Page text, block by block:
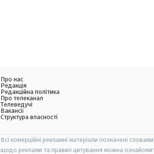
Про нас
Редакція
Редакційна політика
Про телеканал
Телеведучі
Вакансії
Структура власності
Всі комерційні рекламні матеріали позначені
щодо реклами та правил цитування можна